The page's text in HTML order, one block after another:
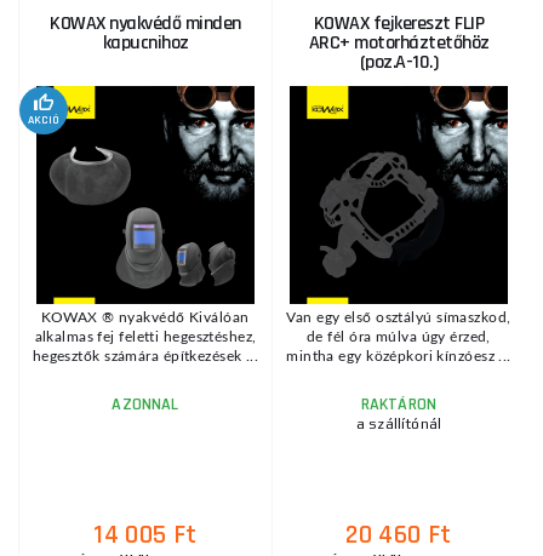
KOWAX nyakvédő minden
kapucnihoz
AKCIÓ
KOWAX ® nyakvédő Kiválóan
alkalmas fej feletti hegesztéshez,
hegesztők számára építkezések ...
AZONNAL
14 005 Ft
KOWAX fejkereszt FLIP
ARC+ motorháztetőhöz
(poz.A-10.)
Van egy első osztályú símaszkod,
de fél óra múlva úgy érzed,
mintha egy középkori kínzóesz ...
RAKTÁRON
a szállítónál
20 460 Ft